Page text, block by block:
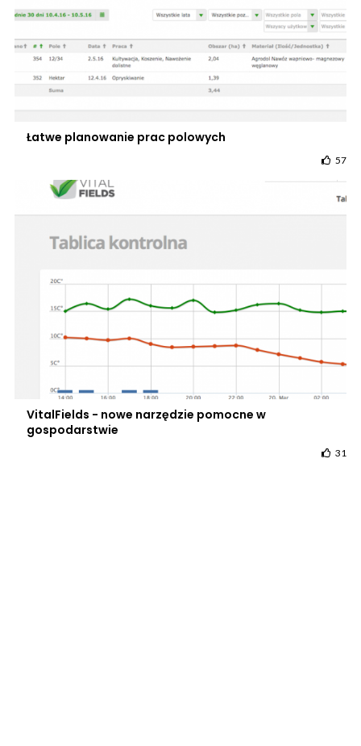
Łatwe planowanie prac polowych
57
VitalFields - nowe narzędzie pomocne w
gospodarstwie
31